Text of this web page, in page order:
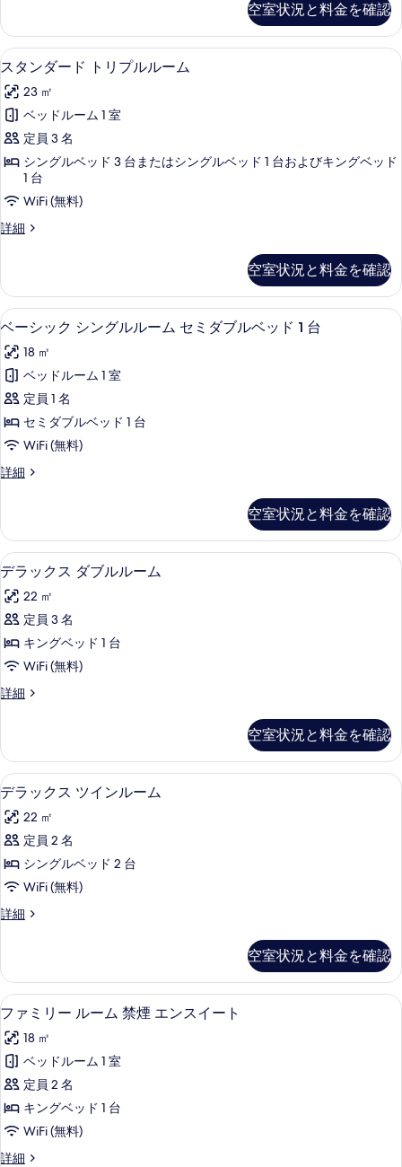
を
表
示
す
る
ル
ー
ム
の
す
べ
て
写
真
表
示
す
る
ー
ド
ツ
ン
ル
ー
ム
の
細
空室状況と料金を確認
ス
タ
ン
ダ
ー
ト
リ
ル
ー
ム
の
す
べ
て
の
写
を
表
示
す
る
スタンダード トリプルルーム | 高級
12
スタンダード トリプルルーム
23 ㎡
ベッドルーム 1 室
定員 3 名
シングルベッド 3 台またはシングルベッド 1 台およびキングベッド
1 台
WiFi (無料)
詳細
ス
ー
ド
ト
プ
ル
ル
ー
ム
の
詳
細
空室状況と料金を確認
ベ
ー
シ
ッ
ク
シ
グ
ル
ー
ム
セ
ミ
ダ
ブ
ル
ド
1
台
の
す
べ
て
の
真
を
表
示
す
る
ベーシック シングルルーム セミダ
6
ベーシック シングルルーム セミダブルベッド 1 台
18 ㎡
ベッドルーム 1 室
定員 1 名
セミダブルベッド 1 台
WiFi (無料)
詳細
ベ
ク
シ
ン
ル
ル
ム
セ
ダ
ッ
ド
1
台
の
詳
細
空室状況と料金を確認
デ
ラ
ッ
ク
ス
ブ
ル
ー
ム
の
す
べ
て
の
を
表
示
す
る
デラックス ダブルルーム | 高級寝具
14
デラックス ダブルルーム
22 ㎡
定員 3 名
キングベッド 1 台
WiFi (無料)
詳細
デ
ス
ダ
ブ
ル
ー
の
詳
空室状況と料金を確認
デ
ラ
ッ
ク
ス
イ
ル
ー
ム
の
す
べ
て
の
写
デラックス ツインルーム | 高級寝具
16
デラックス ツインルーム
22 ㎡
定員 2 名
シングルベッド 2 台
WiFi (無料)
詳細
デ
ス
ツ
イ
ル
ー
ム
の
詳
細
空室状況と料金を確認
フ
ァ
ミ
リ
ー
ル
ファミリー ルーム 禁煙 エンスイー
14
ファミリー ルーム 禁煙 エンスイート
18 ㎡
ベッドルーム 1 室
定員 2 名
キングベッド 1 台
WiFi (無料)
詳細
フ